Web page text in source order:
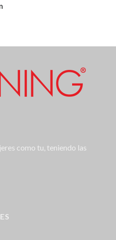
como tu, teniendo las